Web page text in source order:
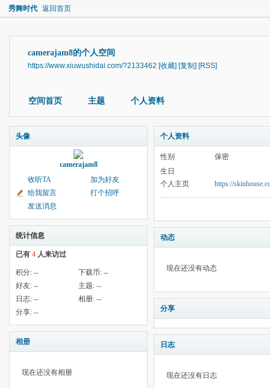
秀舞时代 返回首页
camerajam8的个人空间
https://www.xiuwushidai.com/?2133462 [收藏] [复制] [RSS]
空间首页 主题 个人资料
头像
camerajam8
收听TA
加为好友
给我留言
打个招呼
发送消息
统计信息
已有 4 人来访过
积分: -- 下载币: --
好友: -- 主题: --
日志: -- 相册: --
分享: --
相册
现在还没有相册
个人资料
性别
保密
生日
个人主页
https://
动态
现在还没有动态
分享
日志
现在还没有日志